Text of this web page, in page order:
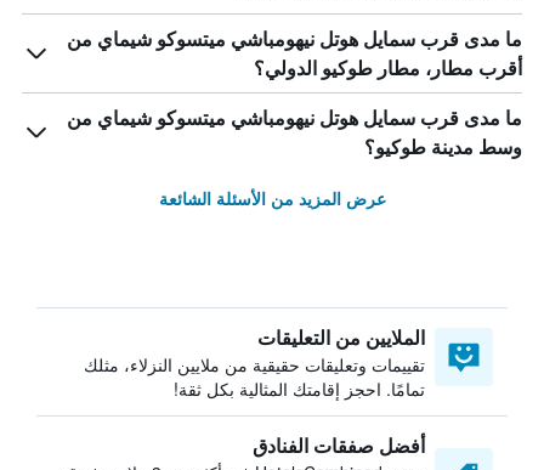
ما مدى قرب سمايل هوتل نيهومباشي ميتسوكو شيماي من
أقرب مطار، مطار طوكيو الدولي؟
ما مدى قرب سمايل هوتل نيهومباشي ميتسوكو شيماي من
وسط مدينة طوكيو؟
عرض المزيد من الأسئلة الشائعة
الملايين من التعليقات
تقييمات وتعليقات حقيقية من ملايين النزلاء، مثلك
تمامًا. احجز إقامتك المثالية بكل ثقة!
أفضل صفقات الفنادق